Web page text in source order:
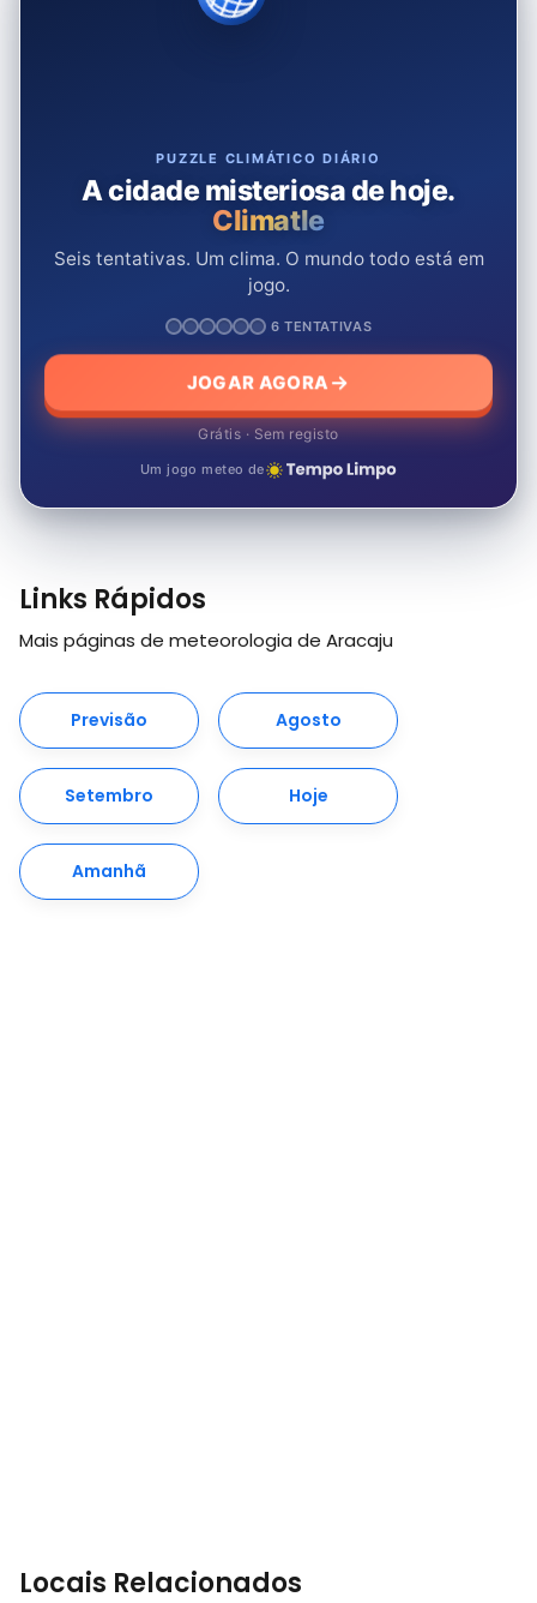
PUZZLE CLIMÁTICO DIÁRIO
A cidade misteriosa de hoje.
Climatle
Seis tentativas. Um clima. O mundo todo está em
jogo.
6 TENTATIVAS
JOGAR AGORA
Grátis · Sem registo
Um jogo meteo de
Links Rápidos
Mais páginas de meteorologia de Aracaju
Previsão Agosto
Setembro Hoje
Amanhã
Locais Relacionados